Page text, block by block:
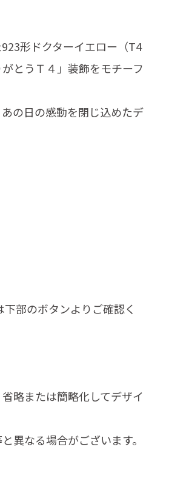
形ドクターイエロー（T4
とうＴ４」装飾をモチーフ
の日の感動を閉じ込めたデ
部のボタンよりご確認く
略または簡略化してデザイ
異なる場合がございます。